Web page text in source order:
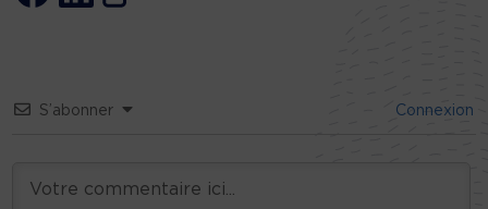
S’abonner Connexion